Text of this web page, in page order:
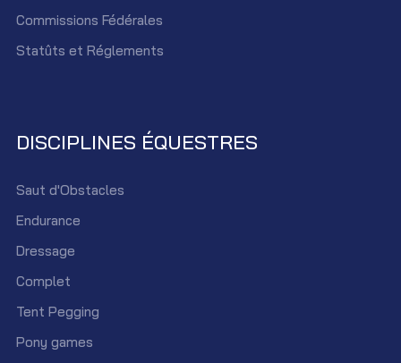
Commissions Fédérales
Statûts et Réglements
DISCIPLINES ÉQUESTRES
Saut d'Obstacles
Endurance
Dressage
Complet
Tent Pegging
Pony games